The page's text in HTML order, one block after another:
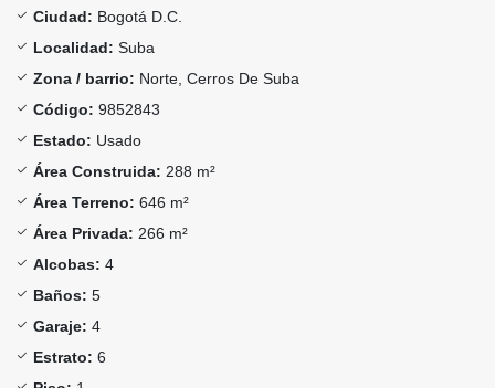
Ciudad: Bogotá D.C.
Localidad: Suba
Zona / barrio: Norte, Cerros De Suba
Código: 9852843
Estado: Usado
Área Construida: 288 m²
Área Terreno: 646 m²
Área Privada: 266 m²
Alcobas: 4
Baños: 5
Garaje: 4
Estrato: 6